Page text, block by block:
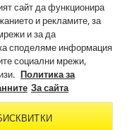
сайт да функционира
и рекламите, за
и за да
споделяме информация
социални мрежи,
Политика за
За сайта